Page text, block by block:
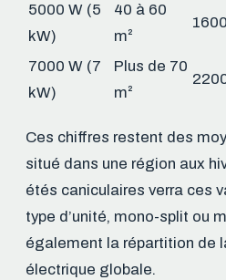
5000 W (5
kW)
40 à 60
m²
7000 W (7
kW)
Plus de 70
m²
Ces chiffres restent des
situé dans une région aux
étés caniculaires verra ces
type d’unité, mono-split ou
également la répartition de
électrique globale.